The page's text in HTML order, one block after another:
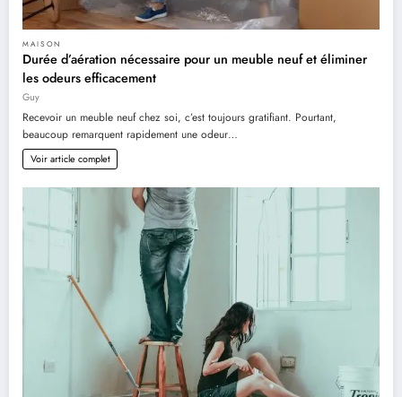
MAISON
Durée d’aération nécessaire pour un meuble neuf et éliminer
les odeurs efficacement
Guy
Recevoir un meuble neuf chez soi, c’est toujours gratifiant. Pourtant,
beaucoup remarquent rapidement une odeur…
Voir article complet